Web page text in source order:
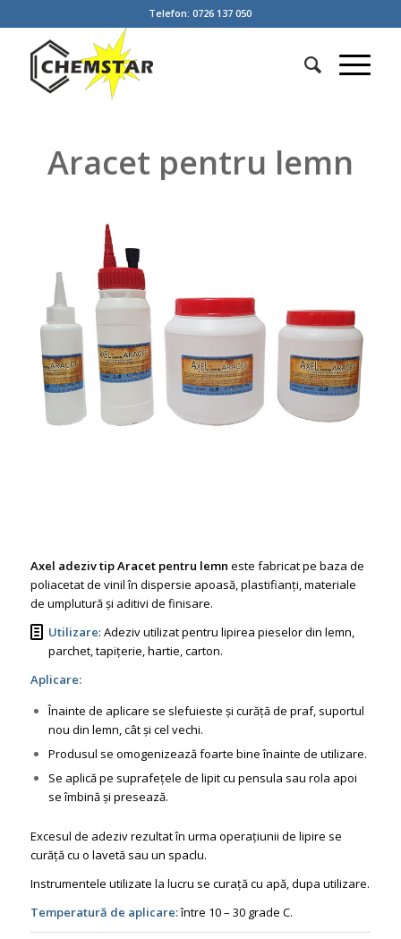
Telefon: 0726 137 050
Aracet pentru lemn
Axel adeziv tip Aracet pentru lemn este fabricat pe baza de
poliacetat de vinil în dispersie apoasă, plastifianți, materiale
de umplutură și aditivi de finisare.
Utilizare:Adeziv utilizat pentru lipirea pieselor din lemn,
parchet, tapițerie, hartie, carton.
Aplicare:
Înainte de aplicare se slefuieste și curăță de praf, suportul
nou din lemn, cât și cel vechi.
Produsul se omogenizează foarte bine înainte de utilizare.
Se aplică pe suprafețele de lipit cu pensula sau rola apoi
se îmbină și presează.
Excesul de adeziv rezultat în urma operațiunii de lipire se
curăță cu o lavetă sau un spaclu.
Instrumentele utilizate la lucru se curață cu apă, dupa utilizare.
Temperatură de aplicare:între 10 – 30 grade C.